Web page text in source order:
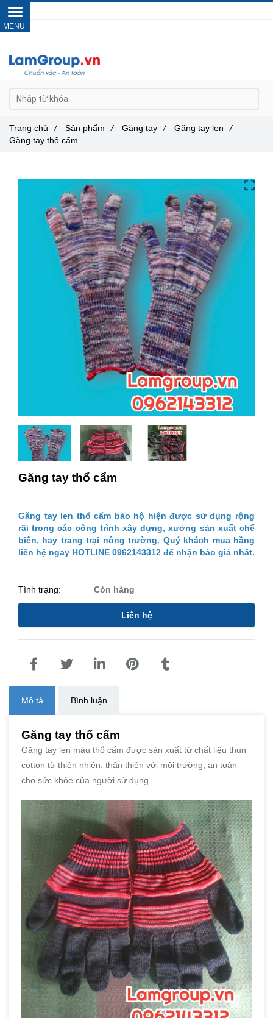
Găng tay thổ cẩm
Găng tay len thổ cẩm bảo hộ hiện được sử dụng rộng
rãi trong các công trình xây dựng, xưởng sản xuất chế
biến, hay trang trại nông trường. Quý khách mua hầng
liên hệ ngay HOTLINE 0962143312 để nhận báo giá nhất.
Tình trạng: Còn hàng
Liên hệ
Mô tả Bình luận
Găng tay thổ cẩm
Găng tay len màu thổ cẩm được sản xuất từ chất liệu thun
cotton từ thiên nhiên, thân thiện với môi trường, an toàn
cho sức khỏe của người sử dụng.
Trang chủ / Sản phẩm / Găng tay / Găng tay len
/
Găng tay thổ cẩm